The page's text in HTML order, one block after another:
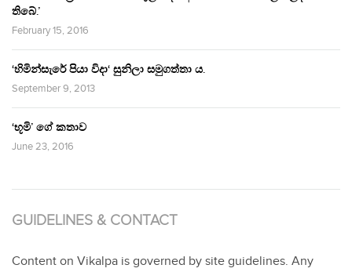
තිබේ.’
February 15, 2016
‘හිමින්සැරේ පියා විදා‘ සුනිලා සමුගත්තා ය.
September 9, 2013
‘භූමි’ ගේ කතාව
June 23, 2016
GUIDELINES & CONTACT
Content on Vikalpa is governed by site guidelines. Any